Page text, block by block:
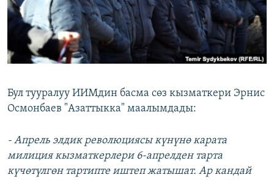
ЭЕ/АРнун бардык сайттары
Бул тууралуу ИИМдин басма сөз кызматкери Эрнис
Осмонбаев "Азаттыкка" маалымдады:
- Апрель элдик революциясы күнүнө карата
милиция кызматкерлери 6-апрелден тарта
күчөтүлгөн тартипте иштеп жатышат. Ар кандай